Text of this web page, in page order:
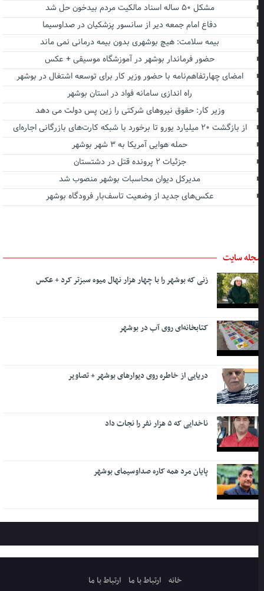
مشکل ۵۰ ساله اسناد مالکیت مردم بیدخون حل شد
دفاع امام جمعه دیر از سانسور پزشکیان در صداوسیما
بیمه سلامت: هیچ بوشهری بدون بیمه درمانی نمی ماند
حضور فرماندار بوشهر در آموزشگاه موسیقی + عکس
امضای چهارتفاهم‌نامه با حضور وزیر کار برای توسعه اشتغال در بوشهر
راه اندازی سامانه فواد در استان بوشهر
وزیر کار: حقوق نیروهای شرکتی را زین پس دولت می دهد
از بازگشت ۲۰ میلیارد یورو تا برخورد با شبکه کارت‌های بازرگانی اجاره‌ای
حمله هوایی آمریکا به ۳ شهر بوشهر
جزئیات ۲ پرونده قتل در دشتستان
مدیرکل دیوان محاسبات بوشهر منصوب شد
عکس‌های جدید از وضعیت تاسف‌بار فرودگاه بوشهر
سایت
زنی که بوشهر را با چهار هزار نهال میوه سبزتر کرد + عکس
کتابخانه‌ای روی آب در بوشهر
دریایی از خاطره روی دیوارهای بوشهر + تصاویر
ناخدایی که ۵ هزار نفر را نجات داد
پایان مرد همه کاره صداوسیمای بوشهر
خانه ارتباط با ما ارتباط با ما